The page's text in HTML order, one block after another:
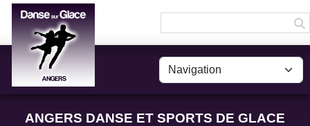
ANGERS DANSE ET SPORTS DE GLACE
Panneau de gestion des cookies